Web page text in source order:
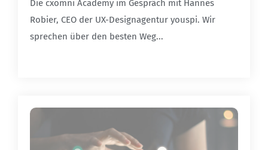
Die cxomni Academy im Gespräch mit Hannes
Robier, CEO der UX-Designagentur youspi. Wir
sprechen über den besten Weg...